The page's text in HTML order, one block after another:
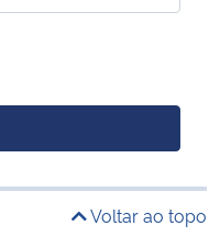
Voltar ao topo